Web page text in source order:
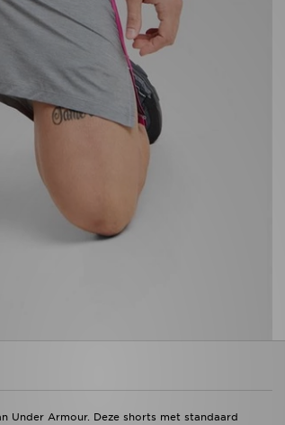
Under Armour. Deze shorts met standaard